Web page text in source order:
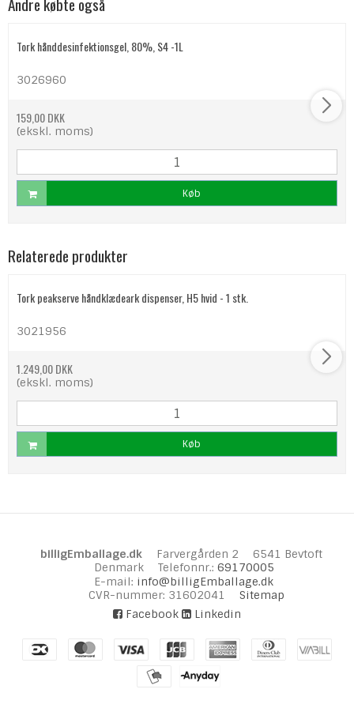
Tork hånddesinfektionsgel, 80%, S4 -1L
3026960
159,00 DKK
(ekskl. moms)
Køb
Relaterede produkter
Tork peakserve håndklædeark dispenser, H5 hvid - 1 stk.
3021956
1.249,00 DKK
(ekskl. moms)
Køb
billigEmballage.dk Farvergården 2
6541 Bevtoft
Denmark
Telefonnr.: 69170005
E-mail: info@billigEmballage.dk
CVR-nummer: 31602041
Sitemap
Facebook
Linkedin